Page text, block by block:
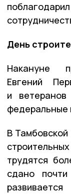
День
Накануне
Евгений
и ветеранов
федеральные
В Тамбовской
трудятся
сдано